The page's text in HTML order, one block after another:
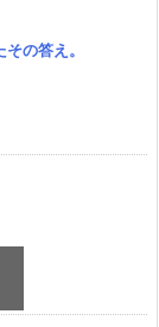
の答え。